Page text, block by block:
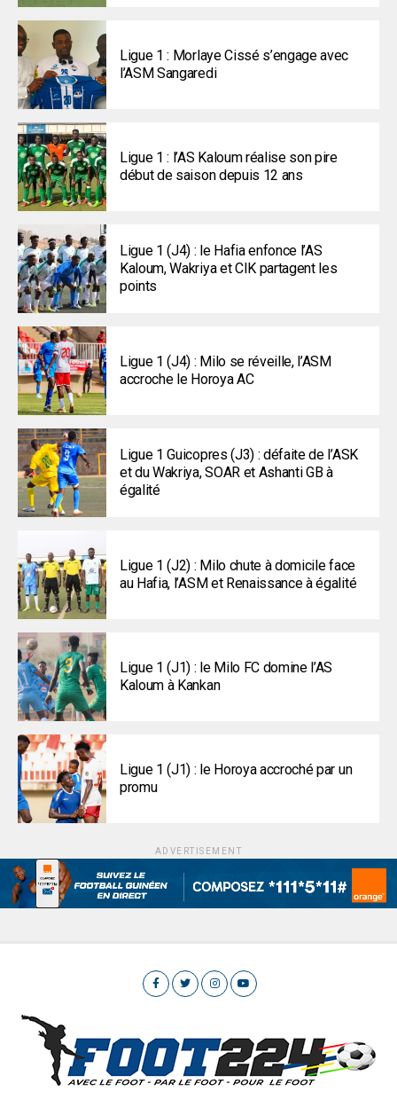
Ligue 1 : Morlaye Cissé s’engage avec
l’ASM Sangaredi
Ligue 1 : l’AS Kaloum réalise son pire
début de saison depuis 12 ans
Ligue 1 (J4) : le Hafia enfonce l’AS
Kaloum, Wakriya et CIK partagent les
points
Ligue 1 (J4) : Milo se réveille, l’ASM
accroche le Horoya AC
Ligue 1 Guicopres (J3) : défaite de l’ASK
et du Wakriya, SOAR et Ashanti GB à
égalité
Ligue 1 (J2) : Milo chute à domicile face
au Hafia, l’ASM et Renaissance à égalité
Ligue 1 (J1) : le Milo FC domine l’AS
Kaloum à Kankan
Ligue 1 (J1) : le Horoya accroché par un
promu
ADVERTISEMENT